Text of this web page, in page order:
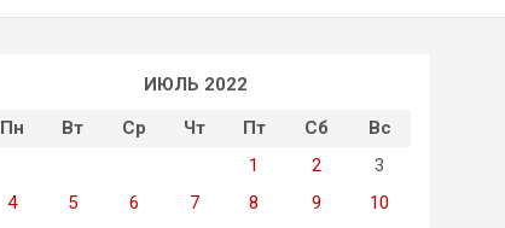
ИЮЛЬ 2022
Пн
Вт Ср Чт Пт Сб
Вс
1
2
3
4
5 6 7 8 9
10